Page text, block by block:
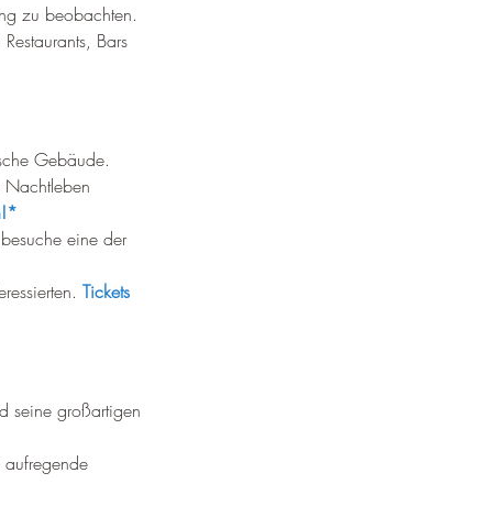
zu beobachten.
Bars
Gebäude.
eine der
Tickets
seine großartigen